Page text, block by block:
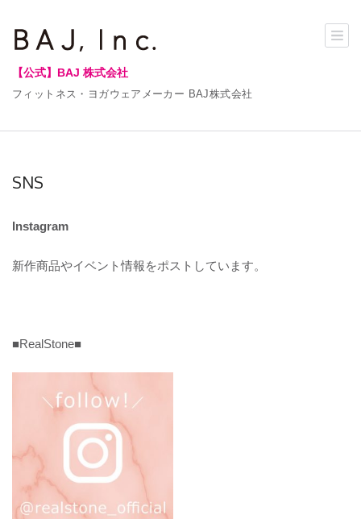
【公式】BAJ 株式会社
フィットネス・ヨガウェアメーカー BAJ株式会社
SNS
Instagram
新作商品やイベント情報をポストしています。
■RealStone■